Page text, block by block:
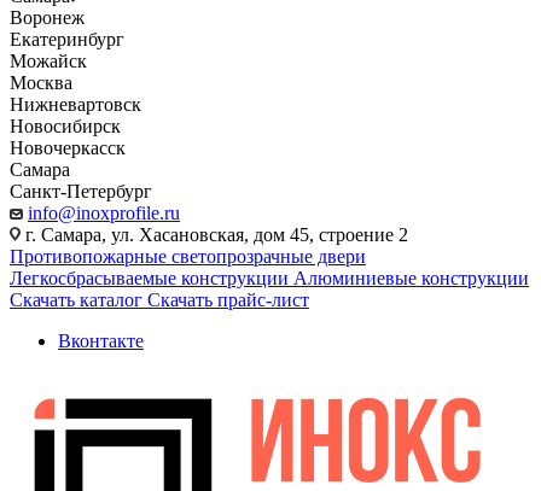
Воронеж
Екатеринбург
Можайск
Москва
Нижневартовск
Новосибирск
Новочеркасск
Самара
Санкт-Петербург
info@inoxprofile.ru
г. Самара, ул. Хасановская, дом 45, строение 2
Противопожарные светопрозрачные двери
Легкосбрасываемые конструкции Алюминиевые конструкции
Скачать каталог Скачать прайс-лист
Вконтакте